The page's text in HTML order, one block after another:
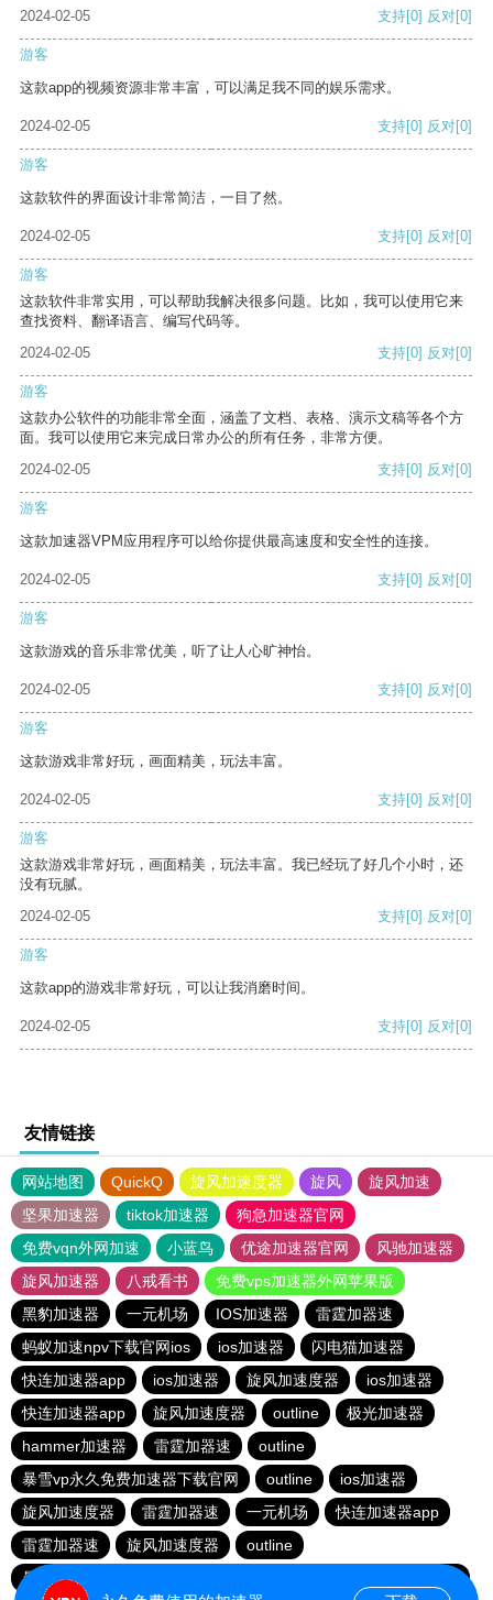
2024-02-05 支持[0] 反对[0]
游客
这款app的视频资源非常丰富，可以满足我不同的娱乐需求。
2024-02-05 支持[0] 反对[0]
游客
这款软件的界面设计非常简洁，一目了然。
2024-02-05 支持[0] 反对[0]
游客
这款软件非常实用，可以帮助我解决很多问题。比如，我可以使用它来
查找资料、翻译语言、编写代码等。
2024-02-05
支持[0] 反对[0]
游客
这款办公软件的功能非常全面，涵盖了文档、表格、演示文稿等各个方
面。我可以使用它来完成日常办公的所有任务，非常方便。
2024-02-05
支持[0] 反对[0]
游客
这款加速器VPM应用程序可以给你提供最高速度和安全性的连接。
2024-02-05 支持[0] 反对[0]
游客
这款游戏的音乐非常优美，听了让人心旷神怡。
2024-02-05 支持[0] 反对[0]
游客
这款游戏非常好玩，画面精美，玩法丰富。
2024-02-05 支持[0] 反对[0]
游客
这款游戏非常好玩，画面精美，玩法丰富。我已经玩了好几个小时，还
没有玩腻。
2024-02-05
支持[0] 反对[0]
游客
这款app的游戏非常好玩，可以让我消磨时间。
2024-02-05 支持[0] 反对[0]
友情链接
网站地图 QuickQ 旋风加速度器 旋风
旋风加速
坚果加速器
tiktok加速器
狗急加速器官网
免费vqn外网加速
小蓝鸟 优途加速器官网
风驰加速器
旋风加速器
八戒看书
免费vps加速器外网苹果版
黑豹加速器
一元机场 IOS加速器
雷霆加器速
蚂蚁加速npv下载官网ios
ios加速器
闪电猫加速器
快连加速器app
ios加速器 旋风加速度器
ios加速器
快连加速器app
旋风加速度器 outline
极光加速器
hammer加速器
雷霆加器速
outline
暴雪vp永久免费加速器下载官网
outline
ios加速器
旋风加速度器
雷霆加器速 一元机场
快连加速器app
雷霆加器速
旋风加速度器
outline
暴雪vp永久免费加速器下载官网